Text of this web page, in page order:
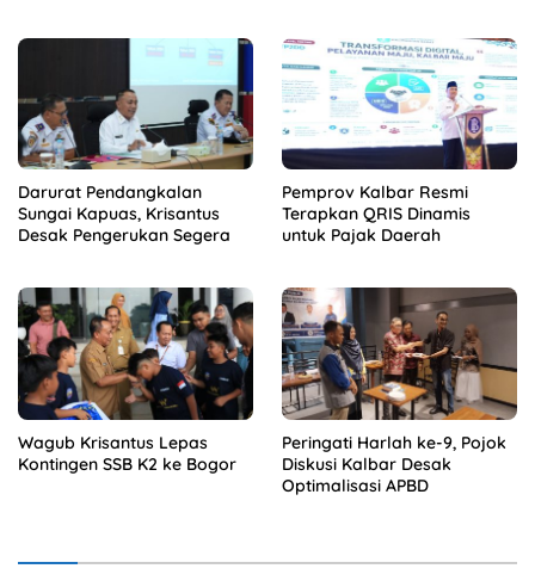
Darurat Pendangkalan
Sungai Kapuas, Krisantus
Desak Pengerukan Segera
Pemprov Kalbar Resmi
Terapkan QRIS Dinamis
untuk Pajak Daerah
Wagub Krisantus Lepas
Kontingen SSB K2 ke Bogor
Peringati Harlah ke-9, Pojok
Diskusi Kalbar Desak
Optimalisasi APBD